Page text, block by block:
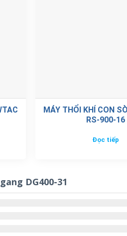
MÁY THỔI KHÍ CON
RS-900-16
Đọc tiếp
DG400-31